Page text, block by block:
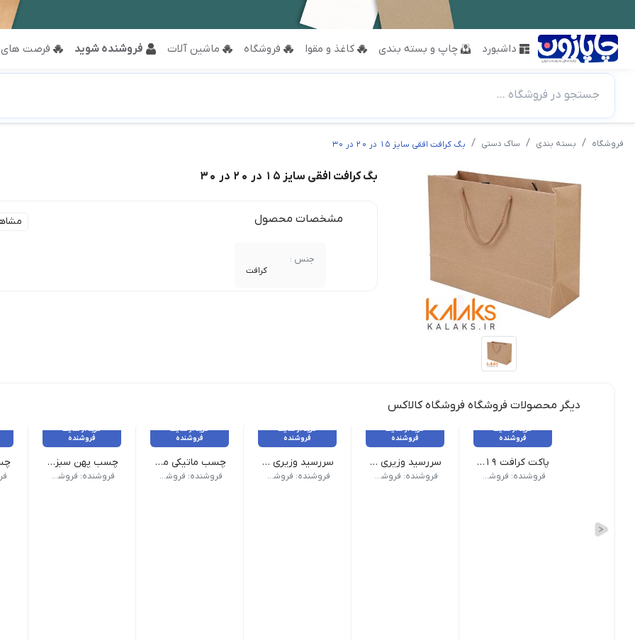
داشبورد چاپ و بسته بندی کاغذ و مقوا فروشگاه ماشین آلات فروشنده شوید فرصت
جستجو در فروشگاه ...
فروشگاه بسته بندی ساک دستی بگ کرافت افقی سایز 15 در 20 در 30
بگ کرافت افقی سایز 15 در 20 در 30
مشخصات محصول
جنس :
کرافت
دیگر محصولات فروشگاه فروشگاه کالاکس
خرید از سایت
فروشنده
پاکت کرافت ۱۹*۳۷
پاکت کرافت | سایز ۱۹ در ۳۷ | تعداد در هرکیلو = 50 عدد
فروشنده: فروشگاه کالاکس
خرید از سایت
فروشنده
سررسید وزیری چرم پلاک دار ابعاد: ۲۴*۱۷*۲ سانتیمتر | سایز تقویم: وزیری | وزن کاغذ: 80 گرمی | نوع صحافی: دوخت
فروشنده: فروشگاه کالاکس
خرید از سایت
فروشنده
سررسید وزیری فنری جلد ترمو
ابعاد: وزیری | نوع صحافی: فنر دوبل | جنس جلد: چرم ترمو | چیدمان آخر
فروشنده: فروشگاه کالاکس
خرید از سایت
فروشنده
چسب ماتیکی میکرو 25 گرم
چسب ماتیکی میکرو 25 گرم
فروشنده: فروشگاه کالاکس
خرید از سایت
فروشنده
چسب پهن سبز ۴۵ میکرون / مارک مونارکچسب پهن سبز ۴۵ میکرون / مارک مونارک
فروشنده: فروشگاه کالاکس
چسب